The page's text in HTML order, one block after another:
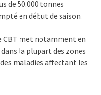
de 50.000 tonnes
en début de saison.
CBT met notamment en
la plupart des zones
maladies affectant les